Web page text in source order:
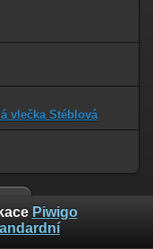
vlečka Stéblová
Piwigo